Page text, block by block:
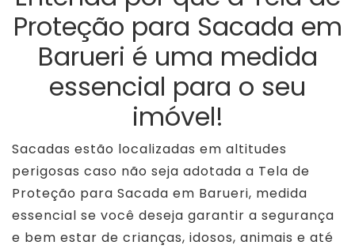
Proteção para Sacada em
Barueri é uma medida
essencial para o seu
imóvel!
Sacadas estão localizadas em altitudes
perigosas caso não seja adotada a Tela de
Proteção para Sacada em Barueri, medida
essencial se você deseja garantir a segurança
e bem estar de crianças, idosos, animais e até